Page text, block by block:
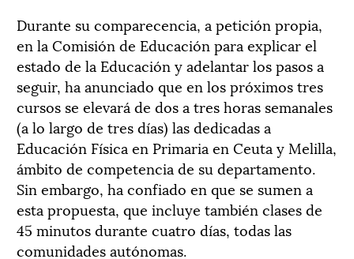
Durante su comparecencia, a petición propia,
en la Comisión de Educación para explicar el
estado de la Educación y adelantar los pasos a
seguir, ha anunciado que en los próximos tres
cursos se elevará de dos a tres horas semanales
(a lo largo de tres días) las dedicadas a
Educación Física en Primaria en Ceuta y Melilla,
ámbito de competencia de su departamento.
Sin embargo, ha confiado en que se sumen a
esta propuesta, que incluye también clases de
45 minutos durante cuatro días, todas las
comunidades autónomas.